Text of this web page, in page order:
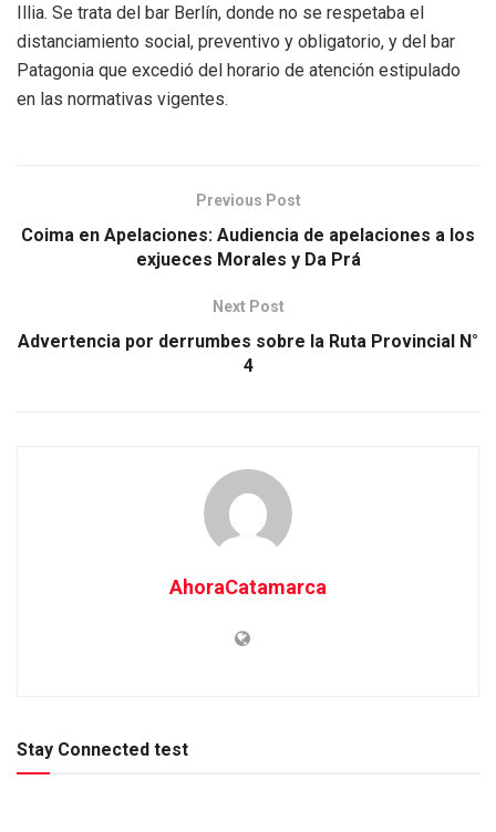
Illia. Se trata del bar Berlín, donde no se respetaba el
distanciamiento social, preventivo y obligatorio, y del bar
Patagonia que excedió del horario de atención estipulado
en las normativas vigentes.
Previous Post
Coima en Apelaciones: Audiencia de apelaciones a los
exjueces Morales y Da Prá
Next Post
Advertencia por derrumbes sobre la Ruta Provincial N°
4
AhoraCatamarca
Stay Connected test